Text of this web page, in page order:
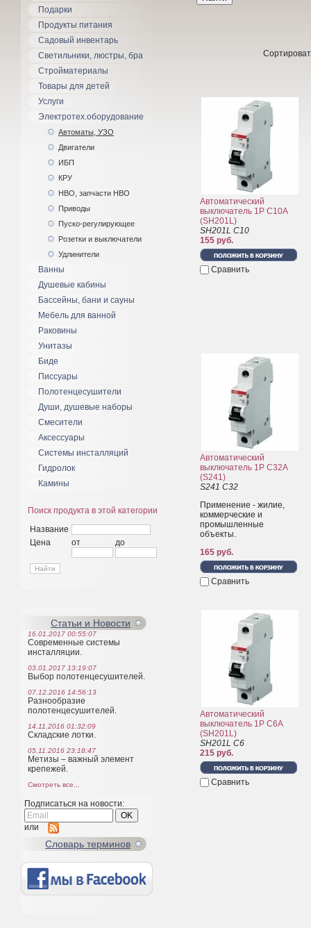
Подарки
Продукты питания
Садовый инвентарь
Светильники, люстры, бра
Стройматериалы
Товары для детей
Услуги
Электротех.оборудование
Автоматы, УЗО
Двигатели
ИБП
КРУ
НВО, запчасти НВО
Приводы
Пуско-регулирующее
Розетки и выключатели
Удлинители
Ванны
Душевые кабины
Бассейны, бани и сауны
Мебель для ванной
Раковины
Унитазы
Биде
Писсуары
Полотенцесушители
Души, душевые наборы
Смесители
Аксессуары
Системы инсталляций
Гидролок
Камины
Поиск продукта в этой категории
Название
Цена
от до
Статьи и Новости
16.01.2017 00:55:07
Современные системы
инсталляции.
03.01.2017 13:19:07
Выбор полотенцесушителей.
07.12.2016 14:56:13
Разнообразие
полотенцесушителей.
14.11.2016 01:32:09
Складские лотки.
05.11.2016 23:18:47
Метизы – важный элемент
крепежей.
Смотреть все...
Подписаться на новости:
или
Cловарь терминов
Автоматический
выключатель 1P C10A
(SH201L)
SH201L С10
155 руб.
Сравнить
Автоматический
выключатель 1P C32A
(S241)
S241 C32
Применение - жилие,
коммерческие и
промышленные
объекты.
165 руб.
Сравнить
Автоматический
выключатель 1P C6A
(SH201L)
SH201L С6
215 руб.
Сравнить